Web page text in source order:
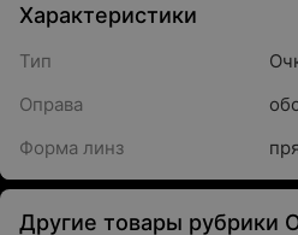
Характеристики
Тип
Оправа
Форма линз
Другие товары рубрики